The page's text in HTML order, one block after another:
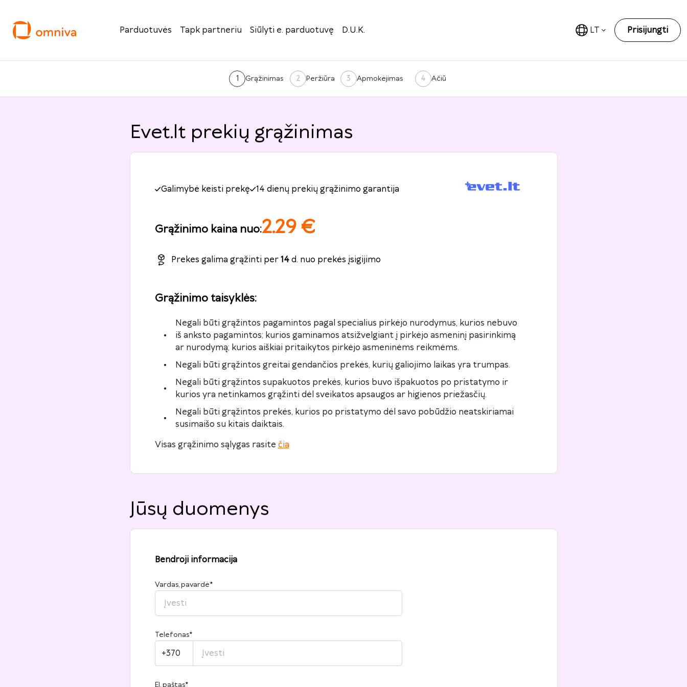
Parduotuvės Tapk partneriu Siūlyti e. parduotuvę D.U.K. LT Prisijungti
1 Grąžinimas 2 Peržiūra 3 Apmokėjimas 4 Ačiū
Evet.lt prekių grąžinimas
Galimybė keisti prekę 14 dienų prekių grąžinimo garantija
Grąžinimo kaina nuo:2.29€
Prekes galima grąžinti per 14 d. nuo prekės įsigijimo
Grąžinimo taisyklės:
Negali būti grąžintos pagamintos pagal specialius pirkėjo nurodymus, kurios nebuvo
iš anksto pagamintos; kurios gaminamos atsižvelgiant į pirkėjo asmeninį pasirinkimą
ar nurodymą; kurios aiškiai pritaikytos pirkėjo asmeninėms reikmėms.
Negali būti grąžintos greitai gendančios prekės, kurių galiojimo laikas yra trumpas.
Negali būti grąžintos supakuotos prekės, kurios buvo išpakuotos po pristatymo ir
kurios yra netinkamos grąžinti dėl sveikatos apsaugos ar higienos priežasčių.
Negali būti grąžintos prekės, kurios po pristatymo dėl savo pobūdžio neatskiriamai
susimaišo su kitais daiktais.
Visas grąžinimo sąlygas rasite čia
Jūsų duomenys
Bendroji informacija
Vardas, pavardė*
Telefonas*
+370